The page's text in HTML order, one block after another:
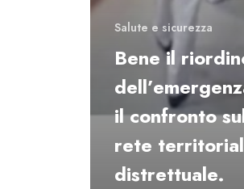
logica
distrettuale.
Salute e sicurezza
Bene il
il confronto
rete
distrettuale.